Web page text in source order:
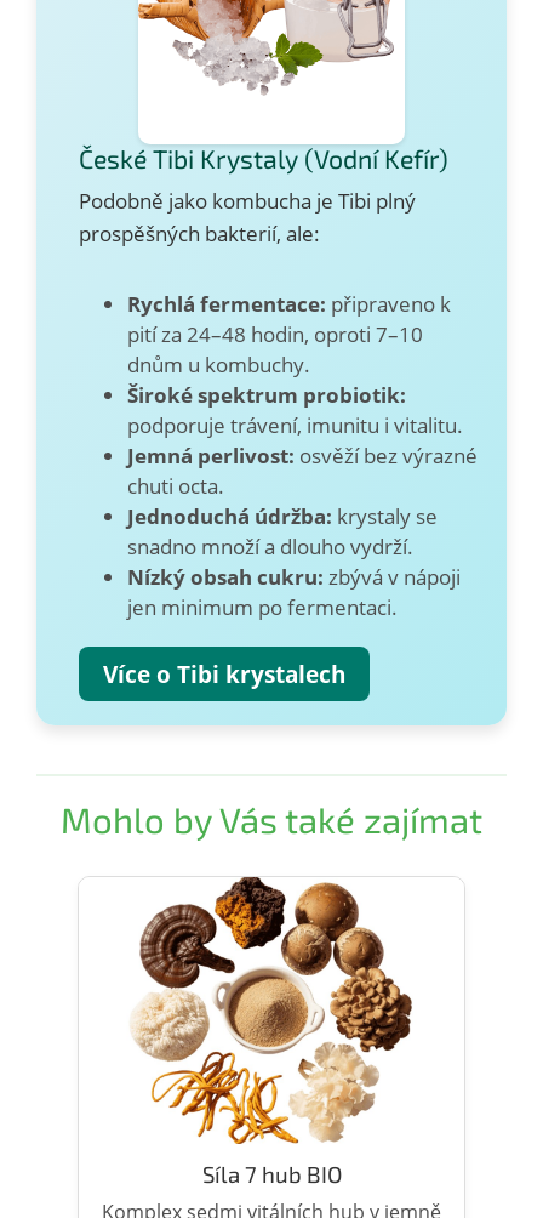
České Tibi Krystaly (Vodní Kefír)
Podobně jako kombucha je Tibi plný
prospěšných bakterií, ale:
Rychlá fermentace: připraveno k
pití za 24–48 hodin, oproti 7–10
dnům u kombuchy.
Široké spektrum probiotik:
podporuje trávení, imunitu i vitalitu.
Jemná perlivost: osvěží bez výrazné
chuti octa.
Jednoduchá údržba: krystaly se
snadno množí a dlouho vydrží.
Nízký obsah cukru: zbývá v nápoji
jen minimum po fermentaci.
Více o Tibi krystalech
Mohlo by Vás také zajímat
Síla 7 hub BIO
Komplex sedmi vitálních hub v jemně